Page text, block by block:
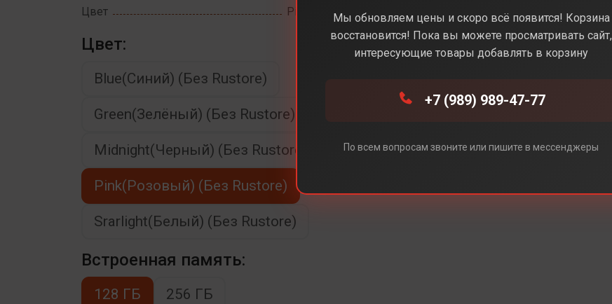
Цвет Pink(Розовый) (Без Rustore)
Цвет:
Blue(Синий) (Без Rustore)
Green(Зелёный) (Без Rustore)
Midnight(Черный) (Без Rustore)
Pink(Розовый) (Без Rustore)
Srarlight(Белый) (Без Rustore)
Встроенная память:
128 ГБ 256 ГБ
Мы обновляем цены и скоро всё появится! Корзина
восстановится! Пока вы можете просматривать сайт,
интересующие товары добавлять в корзину
+7 (989) 989-47-77
По всем вопросам звоните или пишите в мессенджеры